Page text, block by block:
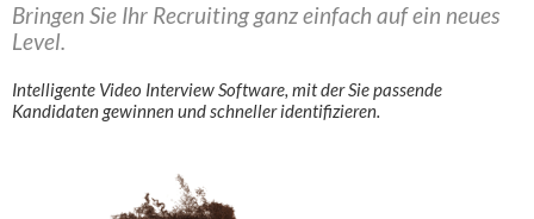
Bringen Sie Ihr Recruiting ganz einfach auf ein neues
Level.
Intelligente Video Interview Software, mit der Sie passende
Kandidaten gewinnen und schneller identifizieren.